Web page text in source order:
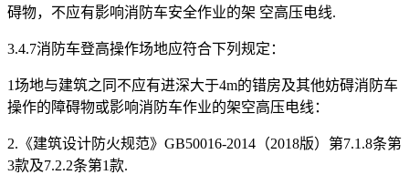
碍物，不应有影响消防车安全作业的架 空高压电线.
3.4.7消防车登高操作场地应符合下列规定：
1场地与建筑之同不应有进深大于4m的错房及其他妨碍消防车
操作的障碍物或影响消防车作业的架空高压电线：
2.《建筑设计防火规范》GB50016-2014（2018版）第7.1.8条第
3款及7.2.2条第1款.